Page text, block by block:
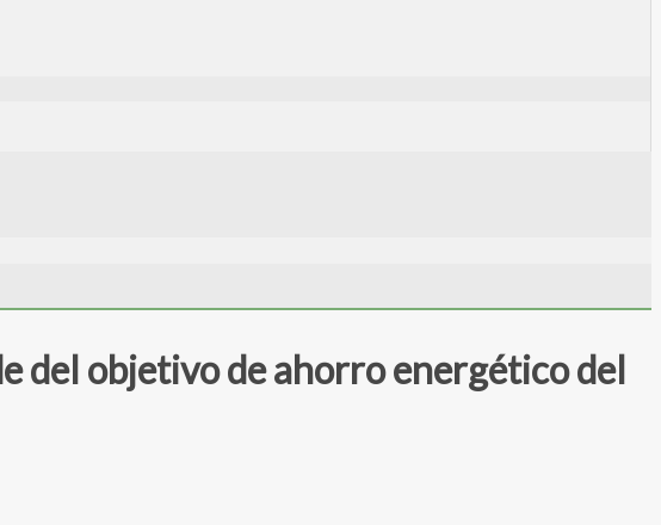
del objetivo de ahorro energético del